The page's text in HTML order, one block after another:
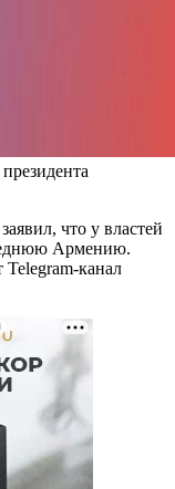
что у властей
Армению.
Telegram-канал